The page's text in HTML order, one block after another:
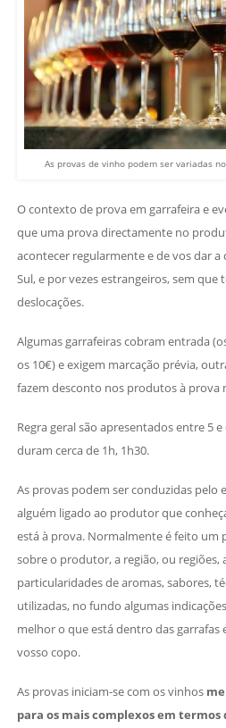
As provas de vinho podem ser variadas
O contexto de prova em garrafeira e
que uma prova directamente no
acontecer regularmente e de vos dar
Sul, e por vezes estrangeiros, sem que
deslocações.
Algumas garrafeiras cobram entrada
os 10€) e exigem marcação prévia,
fazem desconto nos produtos à prova
Regra geral são apresentados entre 5
duram cerca de 1h, 1h30.
As provas podem ser conduzidas pelo
alguém ligado ao produtor que
está à prova. Normalmente é feito um
sobre o produtor, a região, ou regiões,
particularidades de aromas, sabores,
utilizadas, no fundo algumas
melhor o que está dentro das garrafas
vosso copo.
As provas iniciam-se com os vinhos
para os mais complexos em termos